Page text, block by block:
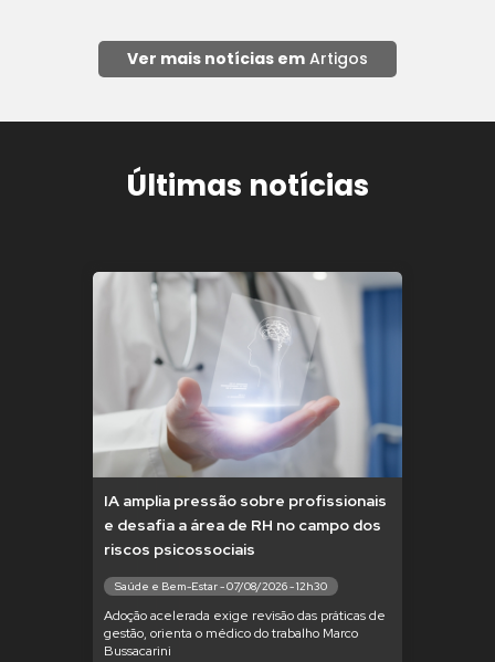
Ver mais notícias em Artigos
Últimas notícias
IA amplia pressão sobre profissionais
e desafia a área de RH no campo dos
riscos psicossociais
Saúde e Bem-Estar - 07/08/2026 - 12h30
Adoção acelerada exige revisão das práticas de
gestão, orienta o médico do trabalho Marco
Bussacarini